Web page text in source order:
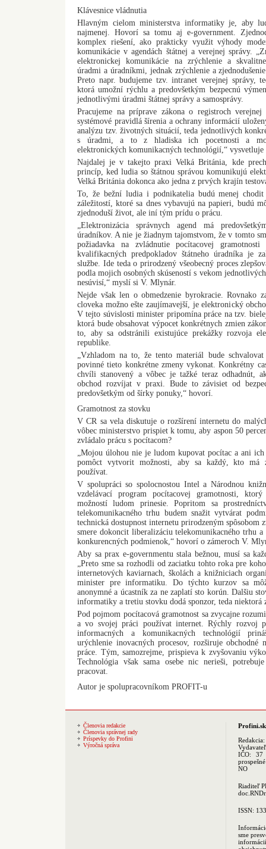
Klávesnice vládnutia
Hlavným cielom ministerstva informatiky je, aby
najmenej. Hovorí sa tomu aj e-government.
komplex riešení, ako prakticky využit výhody
komunikácie v agendách štátnej a verejnej správy.
elektronickej komunikácie na zrýchlenie a
úradmi a úradníkmi, jednak zrýchlenie a
Preto napr. budujeme tzv. intranet verejnej správy,
ktorá umožní rýchlu a predovšetkým bezpecnú
jednotlivými úradmi štátnej správy a samosprávy.
Pracujeme na príprave zákona o registroch
systémové pravidlá šírenia a ochrany informácií
analýzu tzv. životných situácií, teda jednotlivých
s úradmi, a to z hladiska ich pocetnosti a
elektronických komunikacných technológií,“ vysvetluje
Najdalej je v takejto praxi Velká Británia, kde
princíp, ked ludia so štátnou správou komunikujú
Velká Británia dokonca ako jedna z prvých krajín
To, že bežní ludia i podnikatelia budú menej chodit
záležitostí, ktoré sa dnes vybavujú na papieri, budú
zjednoduší život, ale iní tým prídu o prácu.
„Elektronizácia správnych agend má
úradníkov. A nie je žiadnym tajomstvom, že v tomto
požiadavka na zvládnutie pocítacovej
kvalifikacných predpokladov štátneho úradníka je
službe. Ide teda o prirodzený všeobecný proces
podla mojich osobných skúseností s vekom
nesúvisí,“ myslí si V. Mlynár.
Nejde však len o obmedzenie byrokracie. Rovnako
cloveka možno ešte zaujímavejší, je elektronický
V tejto súvislosti minister pripomína práce na tzv.
ktorá bude obsahovat výpocet konkrétnych zmien
to, aby sa odstránili existujúce prekážky rozvoja
republike.
„Vzhladom na to, že tento materiál bude
povinné tieto konkrétne zmeny vykonat. Konkrétny
chvíli stanovený a vôbec je tažké teraz odhadnút,
obchod rozvíjat v praxi. Bude to závisiet od
predovšetkým od šírky ponuky,“ hovorí.
Gramotnost za stovku
V CR sa vela diskutuje o rozšírení internetu do
vôbec ministerstvo prispiet k tomu, aby aspon 50
zvládalo prácu s pocítacom?
„Mojou úlohou nie je ludom kupovat pocítac a ani
pomôct vytvorit možnosti, aby sa každý, kto má
používat.
V spolupráci so spolocnostou Intel a Národnou
vzdelávací program pocítacovej gramotnosti,
možností ludom prinesie. Popritom sa
telekomunikacného trhu budem snažit vytvárat
technická dostupnost internetu prirodzeným spôsobom
smere dokoncit liberalizáciu telekomunikacného trhu
konkurencných podmienok,“ hovorí o zámeroch V.
Aby sa prax e-governmentu stala bežnou, musí sa
„Preto sme sa rozhodli od zaciatku tohto roka pre
internetových kaviarnach, školách a knižniciach
minister pre informatiku. Do týchto kurzov sa
anonymné a úcastník za ne zaplatí sto korún. Dalšiu
informatiky a tretiu stovku dodá sponzor, teda
Pod pojmom pocítacová gramotnost sa zvycajne
a vo svojej práci používat internet. Rýchly rozvoj
informacných a komunikacných technológií
urýchlenie inovacných procesov, rozširuje obchodné
práce. Tým, samozrejme, prispieva k zvyšovaniu
Technológia však sama osebe nic nerieši,
pracovat.
Autor je spolupracovníkom PROFIT-u
Členovia redakcie
Členovia správnej rady
Príspevky do Profini
Výročná správa
Profini.sk
Redakcia:
IČO: 37
NO
Riaditeľ
ISSN:
sme